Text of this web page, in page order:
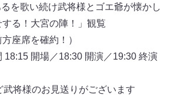
るを歌い続け武将様とゴエ爺が懐かし
る！大宮の陣！」観覧
座席を確約！）
開場／18:30 開演／19:30 終演
将様のお見送りがございます